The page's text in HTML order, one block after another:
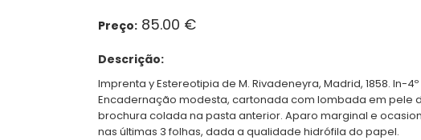
Preço: 85.00 €
Descrição:
Imprenta y Estereotipia de M. Rivadeneyra, Madrid, 1858. In-
Encadernação modesta, cartonada com lombada em pele
brochura colada na pasta anterior. Aparo marginal e
nas últimas 3 folhas, dada a qualidade hidrófila do papel.